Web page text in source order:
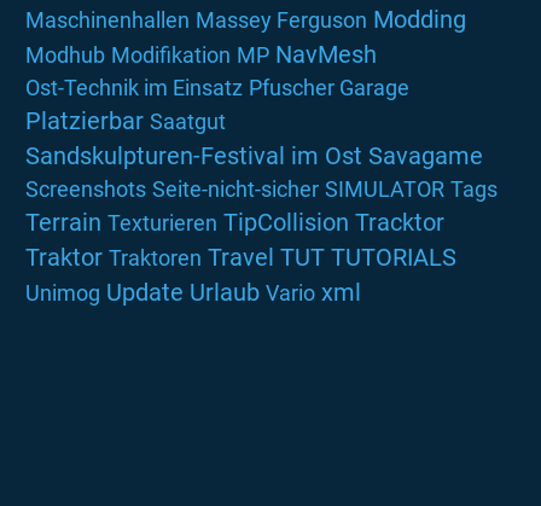
Maschinenhallen Massey Ferguson Modding
Modhub Modifikation MP NavMesh
Ost-Technik im Einsatz Pfuscher Garage
Platzierbar Saatgut
Sandskulpturen-Festival im Ost Savagame
Screenshots Seite-nicht-sicher SIMULATOR Tags
Terrain Texturieren TipCollision Tracktor
Traktor Traktoren Travel TUT TUTORIALS
Unimog Update Urlaub Vario xml